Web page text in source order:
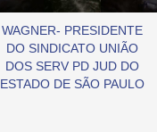
WAGNER- PRESIDENTE
DO SINDICATO UNIÃO
DOS SERV PD JUD DO
ESTADO DE SÃO PAULO